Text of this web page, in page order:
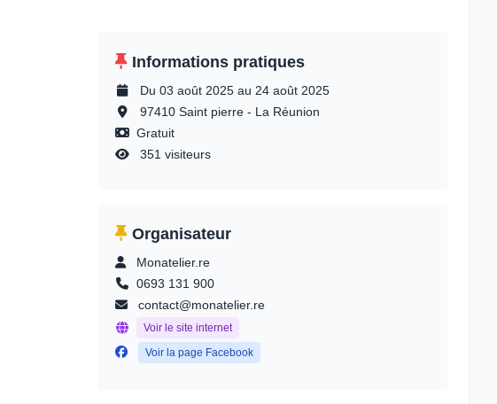
Informations pratiques
Du 03 août 2025 au 24 août 2025
97410 Saint pierre - La Réunion
Gratuit
351 visiteurs
Organisateur
Monatelier.re
0693 131 900
contact@monatelier.re
Voir le site internet
Voir la page Facebook